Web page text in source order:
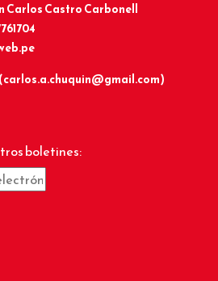
Carlos Castro Carbonell
boletines: